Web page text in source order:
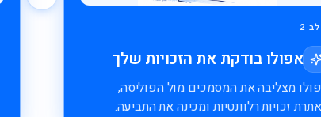
2
אפולו בודקת את הזכויות שלך
מצליבה את המסמכים מול הפוליסה,
זכויות רלוונטיות ומכינה את התביעה.